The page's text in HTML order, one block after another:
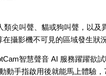
類尖叫聲、貓或狗叫聲，以
攝影機不可見的區域發生狀
智慧聲音 AI 服務躍躍欲
動手指啟用後就能馬上體驗